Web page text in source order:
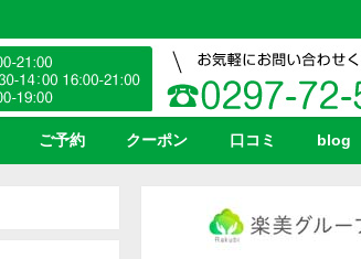
ご予約 クーポン 口コミ blog